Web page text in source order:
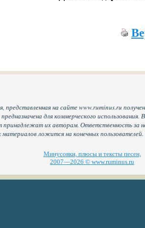
представленная на сайте www.ruminus.ru
для коммерческого
принадлежат их авторам. Ответственность за
ложится на конечных пользователей.
Минусовки, плюсы и тексты песен,
2007—2026 © www.ruminus.ru